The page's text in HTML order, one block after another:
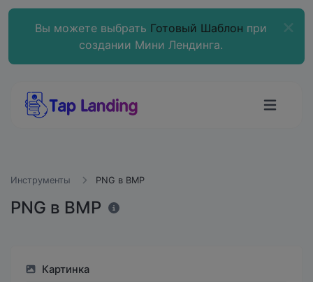
Вы можете выбрать Готовый Шаблон при
создании Мини Лендинга.
Инструменты PNG в BMP
PNG в BMP
Картинка